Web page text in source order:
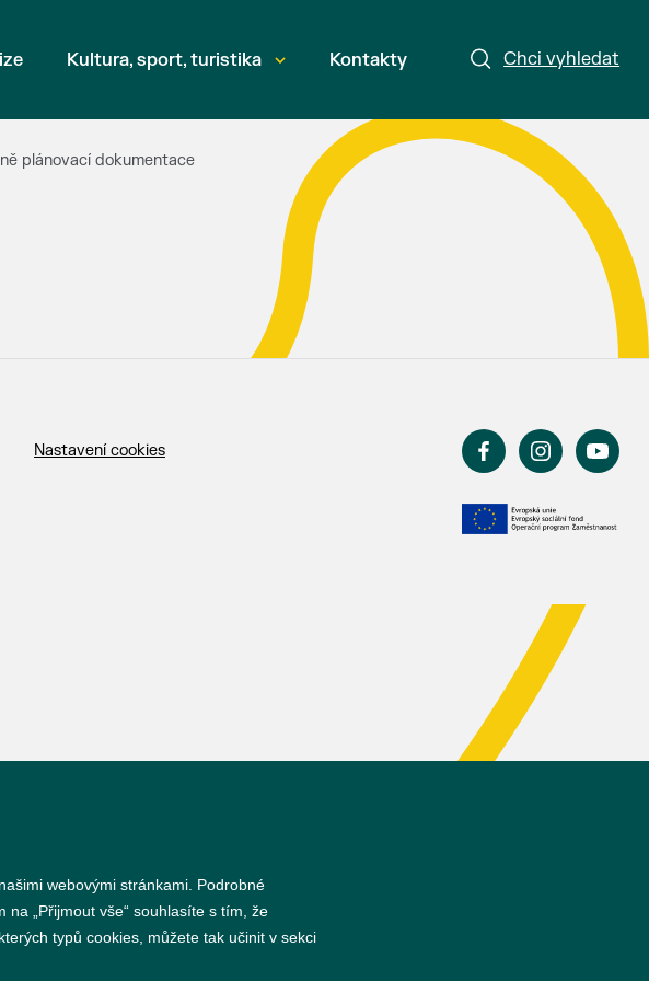
Chci vyhledat
Kultura, sport, turistika Kontakty
plánovací dokumentace
Nastavení cookies
webovými stránkami. Podrobné
na „Přijmout vše“ souhlasíte s tím, že
typů cookies, můžete tak učinit v sekci